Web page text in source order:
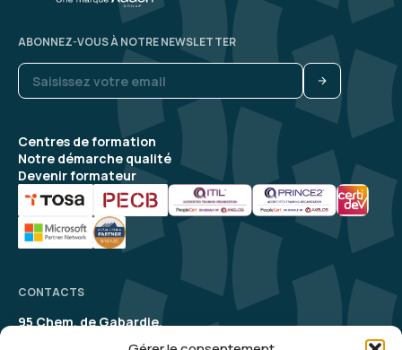
Centres de formation
Notre démarche qualité
Devenir formateur
ABONNEZ-VOUS À NOTRE NEWSLETTER
CONTACTS
95 Chem. de Gabardie,